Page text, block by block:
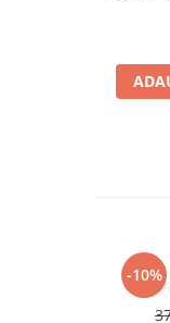
Crime, Thriller,
Literatura Universala
Senzatii/Suspans
Senzatii/Thriller
-10%